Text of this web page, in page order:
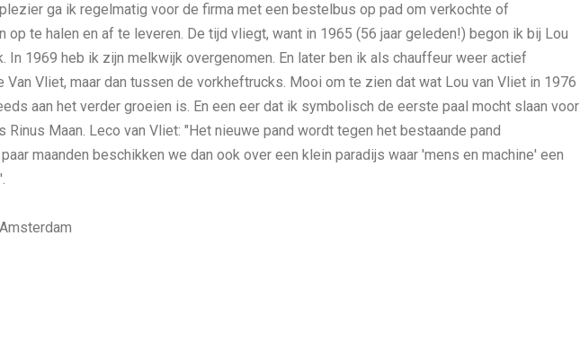
ga ik regelmatig voor de firma met een bestelbus op pad om verkochte of
op te halen en af te leveren. De tijd vliegt, want in 1965 (56 jaar geleden!) begon ik bij Lou
In 1969 heb ik zijn melkwijk overgenomen. En later ben ik als chauffeur weer actief
Vliet, maar dan tussen de vorkheftrucks. Mooi om te zien dat wat Lou van Vliet in 1976
aan het verder groeien is. En een eer dat ik symbolisch de eerste paal mocht slaan voor
Rinus Maan. Leco van Vliet: "Het nieuwe pand wordt tegen het bestaande pand
maanden beschikken we dan ook over een klein paradijs waar 'mens en machine' een